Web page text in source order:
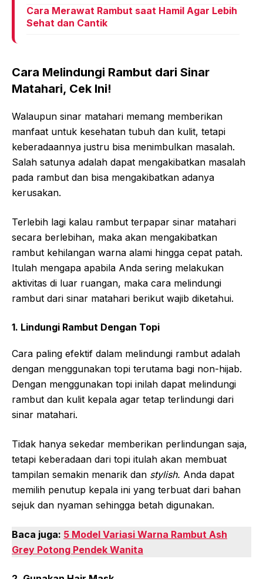
Cara Merawat Rambut saat Hamil Agar Lebih
Sehat dan Cantik
Cara Melindungi Rambut dari Sinar
Matahari, Cek Ini!
Walaupun sinar matahari memang memberikan
manfaat untuk kesehatan tubuh dan kulit, tetapi
keberadaannya justru bisa menimbulkan masalah.
Salah satunya adalah dapat mengakibatkan masalah
pada rambut dan bisa mengakibatkan adanya
kerusakan.
Terlebih lagi kalau rambut terpapar sinar matahari
secara berlebihan, maka akan mengakibatkan
rambut kehilangan warna alami hingga cepat patah.
Itulah mengapa apabila Anda sering melakukan
aktivitas di luar ruangan, maka cara melindungi
rambut dari sinar matahari berikut wajib diketahui.
1. Lindungi Rambut Dengan Topi
Cara paling efektif dalam melindungi rambut adalah
dengan menggunakan topi terutama bagi non-hijab.
Dengan menggunakan topi inilah dapat melindungi
rambut dan kulit kepala agar tetap terlindungi dari
sinar matahari.
Tidak hanya sekedar memberikan perlindungan saja,
tetapi keberadaan dari topi itulah akan membuat
tampilan semakin menarik dan stylish. Anda dapat
memilih penutup kepala ini yang terbuat dari bahan
sejuk dan nyaman sehingga betah digunakan.
Baca juga: 5 Model Variasi Warna Rambut Ash
Grey Potong Pendek Wanita